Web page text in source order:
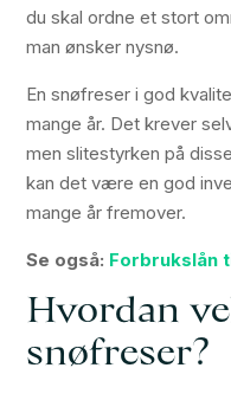
du skal ordne et stort
man ønsker nysnø.
En snøfreser i god
mange år. Det krever
men slitestyrken på
kan det være en god
mange år fremover.
Se også: Forbrukslån
Hvordan
snøfreser?